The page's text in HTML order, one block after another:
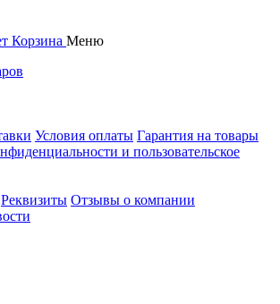
Корзина Меню
Условия оплаты Гарантия на товары
и пользовательское
Реквизиты Отзывы о компании